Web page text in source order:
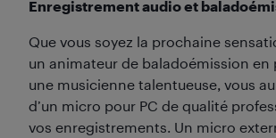
Enregistrement audio et
Que vous soyez la prochaine
un animateur de baladoémission en
une musicienne talentueuse, vous
d’un micro pour PC de qualité
vos enregistrements. Un micro